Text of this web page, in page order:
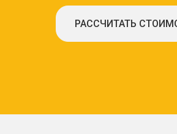
РАССЧИТАТЬ